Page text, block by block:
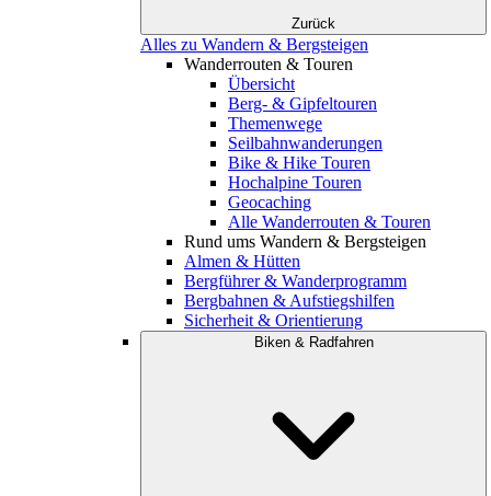
Zurück
Alles zu Wandern & Bergsteigen
Wanderrouten & Touren
Übersicht
Berg- & Gipfeltouren
Themenwege
Seilbahnwanderungen
Bike & Hike Touren
Hochalpine Touren
Geocaching
Alle Wanderrouten & Touren
Rund ums Wandern & Bergsteigen
Almen & Hütten
Bergführer & Wanderprogramm
Bergbahnen & Aufstiegshilfen
Sicherheit & Orientierung
Biken & Radfahren